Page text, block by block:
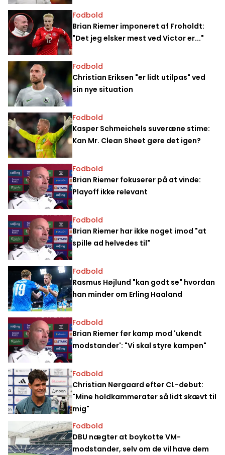
Fodbold
Brian Riemer imponeret af Froholdt:
"Det jeg elsker mest ved Victor er..."
Fodbold
Christian Eriksen "er lidt utilpas" ved
sin nye situation
Fodbold
Kasper Schmeichels suveræne stime:
Kan Mr. Clean Sheet gøre det igen?
Fodbold
Brian Riemer fokuserer på at vinde:
Playoff ikke relevant
Fodbold
Brian Riemer har ikke noget imod "at
spille ad helvedes til"
Fodbold
Rasmus Højlund "kan godt se" hvordan
han minder om Erling Haaland
Fodbold
Brian Riemer før kamp mod 'ukendt
modstander': "Vi skal styre kampen"
Fodbold
Christian Nørgaard efter CL-debut:
"Mine holdkammerater så lidt skævt til
mig"
Fodbold
DBU nægter at boykotte VM-
modstander, selv om de vil have dem